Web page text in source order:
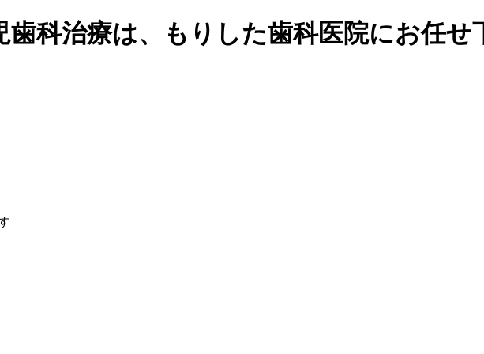
歯科治療は、もりした歯科医院にお任せ